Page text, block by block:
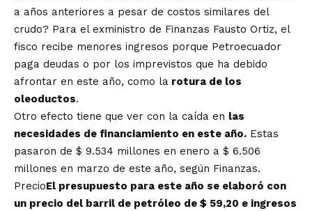
a años anteriores a pesar de costos similares del
crudo? Para el exministro de Finanzas Fausto Ortiz, el
fisco recibe menores ingresos porque Petroecuador
paga deudas o por los imprevistos que ha debido
afrontar en este año, como la rotura de los
oleoductos.
Otro efecto tiene que ver con la caída en las
necesidades de financiamiento en este año. Estas
pasaron de $ 9.534 millones en enero a $ 6.506
millones en marzo de este año, según Finanzas.
PrecioEl presupuesto para este año se elaboró con
un precio del barril de petróleo de $ 59,20 e ingresos